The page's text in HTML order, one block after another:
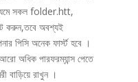
সকল folder.htt,
করুন,তবে অবশ্যই
অনেক ফার্স্ট হবে ।
অধিক পারফরম্যান্স পেতে
বাড়িয়ে রাখুন ।